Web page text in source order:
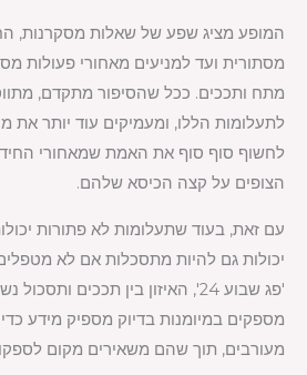
המופע מציג שפע של שאלות מסקרנות,
מסתורית ועד למניעים מאחורי פעולות
מתח ותככים. ככל שהסיפור מתקדם,
לתעלומות הללו, ומעמיקים עוד יותר את
לחשוף סוף סוף את האמת שמאחורי
הצופים על קצה הכיסא שלהם.
עם זאת, בעוד שתעלומות לא פתורות
יכולות גם להיות מתסכלות אם לא
'פג שבוע 24', האיזון בין תככים
מספקים במיומנות בדיוק מספיק מידע
מעורבים, תוך שהם משאירים מקום